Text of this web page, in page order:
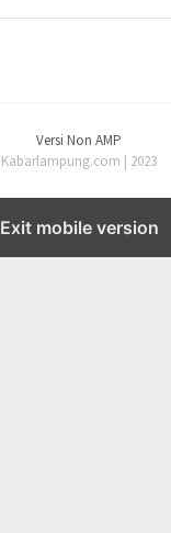
Versi Non AMP
Kabarlampung.com | 2023
Exit mobile version